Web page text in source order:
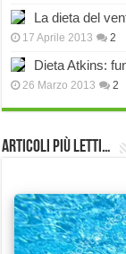
La dieta del
17 Aprile 2013 2
Dieta Atkins:
26 Marzo 2013 2
Articoli più Letti…